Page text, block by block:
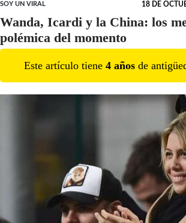
SOY UN VIRAL 18 DE
Wanda, Icardi y la China: los
polémica del momento
Este artículo tiene 4 años de